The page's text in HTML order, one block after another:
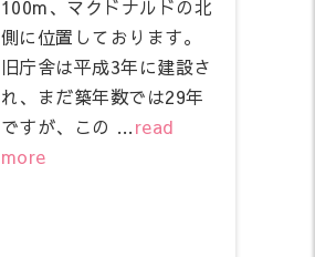
100m、マクドナルドの北
側に位置しております。
旧庁舎は平成3年に建設さ
れ、まだ築年数では29年
ですが、この …read
more